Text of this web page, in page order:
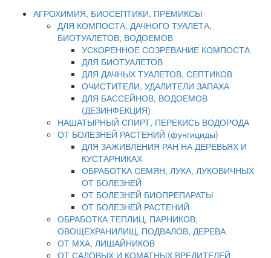
АГРОХИМИЯ, БИОСЕПТИКИ, ПРЕМИКСЫ
ДЛЯ КОМПОСТА, ДАЧНОГО ТУАЛЕТА,
БИОТУАЛЕТОВ, ВОДОЕМОВ
УСКОРЕННОЕ СОЗРЕВАНИЕ КОМПОСТА
ДЛЯ БИОТУАЛЕТОВ
ДЛЯ ДАЧНЫХ ТУАЛЕТОВ, СЕПТИКОВ
ОЧИСТИТЕЛИ, УДАЛИТЕЛИ ЗАПАХА
ДЛЯ БАССЕЙНОВ, ВОДОЕМОВ
(ДЕЗИНФЕКЦИЯ)
НАШАТЫРНЫЙ СПИРТ, ПЕРЕКИСЬ ВОДОРОДА
ОТ БОЛЕЗНЕЙ РАСТЕНИЙ (фунгициды)
ДЛЯ ЗАЖИВЛЕНИЯ РАН НА ДЕРЕВЬЯХ И
КУСТАРНИКАХ
ОБРАБОТКА СЕМЯН, ЛУКА, ЛУКОВИЧНЫХ
ОТ БОЛЕЗНЕЙ
ОТ БОЛЕЗНЕЙ БИОПРЕПАРАТЫ
ОТ БОЛЕЗНЕЙ РАСТЕНИЙ
ОБРАБОТКА ТЕПЛИЦ, ПАРНИКОВ,
ОВОЩЕХРАНИЛИЩ, ПОДВАЛОВ, ДЕРЕВА
ОТ МХА, ЛИШАЙНИКОВ
ОТ САДОВЫХ И КОМАТНЫХ ВРЕДИТЕЛЕЙ